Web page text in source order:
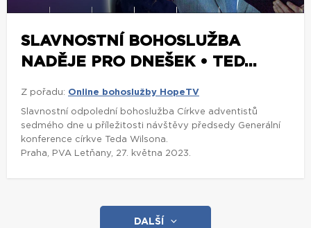
SLAVNOSTNÍ BOHOSLUŽBA
NADĚJE PRO DNEŠEK • TED...
Z pořadu: Online bohoslužby HopeTV
Slavnostní odpolední bohoslužba Církve adventistů
sedmého dne u příležitosti návštěvy předsedy Generální
konference církve Teda Wilsona.
Praha, PVA Letňany, 27. května 2023.
DALŠÍ